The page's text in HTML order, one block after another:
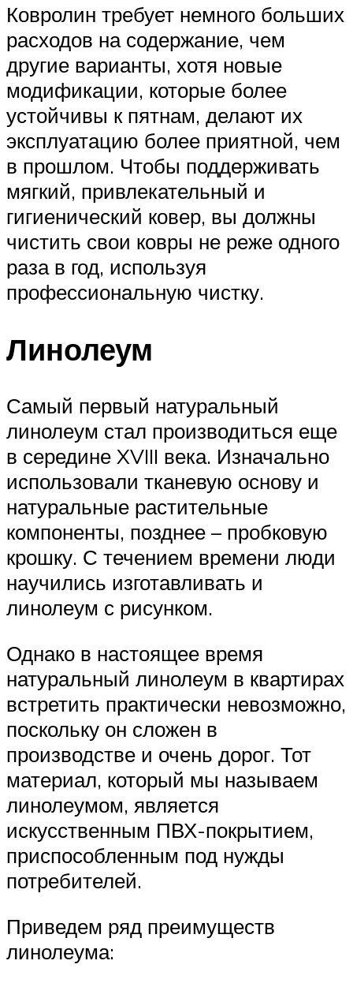
Ковролин требует немного больших
расходов на содержание, чем
другие варианты, хотя новые
модификации, которые более
устойчивы к пятнам, делают их
эксплуатацию более приятной, чем
в прошлом. Чтобы поддерживать
мягкий, привлекательный и
гигиенический ковер, вы должны
чистить свои ковры не реже одного
раза в год, используя
профессиональную чистку.
Линолеум
Самый первый натуральный
линолеум стал производиться еще
в середине XVIII века. Изначально
использовали тканевую основу и
натуральные растительные
компоненты, позднее – пробковую
крошку. С течением времени люди
научились изготавливать и
линолеум с рисунком.
Однако в настоящее время
натуральный линолеум в квартирах
встретить практически невозможно,
поскольку он сложен в
производстве и очень дорог. Тот
материал, который мы называем
линолеумом, является
искусственным ПВХ-покрытием,
приспособленным под нужды
потребителей.
Приведем ряд преимуществ
линолеума: